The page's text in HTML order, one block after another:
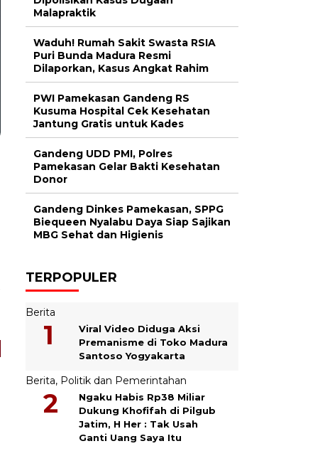
Malapraktik
Waduh! Rumah Sakit Swasta RSIA
Puri Bunda Madura Resmi
Dilaporkan, Kasus Angkat Rahim
PWI Pamekasan Gandeng RS
Kusuma Hospital Cek Kesehatan
Jantung Gratis untuk Kades
Gandeng UDD PMI, Polres
Pamekasan Gelar Bakti Kesehatan
Donor
Gandeng Dinkes Pamekasan, SPPG
Biequeen Nyalabu Daya Siap Sajikan
MBG Sehat dan Higienis
TERPOPULER
Berita
Viral Video Diduga Aksi
Premanisme di Toko Madura
Santoso Yogyakarta
Berita, Politik dan Pemerintahan
Ngaku Habis Rp38 Miliar
Dukung Khofifah di Pilgub
Jatim, H Her : Tak Usah
Ganti Uang Saya Itu